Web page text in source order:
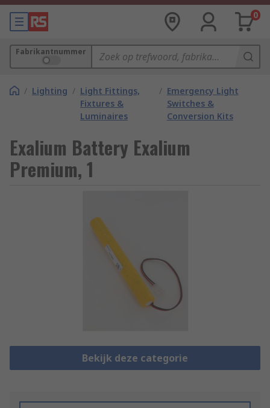
0
Fabrikantnummer
/ Lighting / Light Fittings,
Fixtures &
Luminaires
/ Emergency Light
Switches &
Conversion Kits
Exalium Battery Exalium
Premium, 1
Bekijk deze categorie